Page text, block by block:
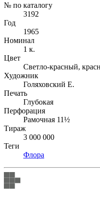
№ по каталогу
3192
Год
1965
Номинал
1 к.
Цвет
Светло-красный,
Художник
Голяховский Е.
Печать
Глубокая
Перфорация
Рамочная 11½
Тираж
3 000 000
Теги
Флора